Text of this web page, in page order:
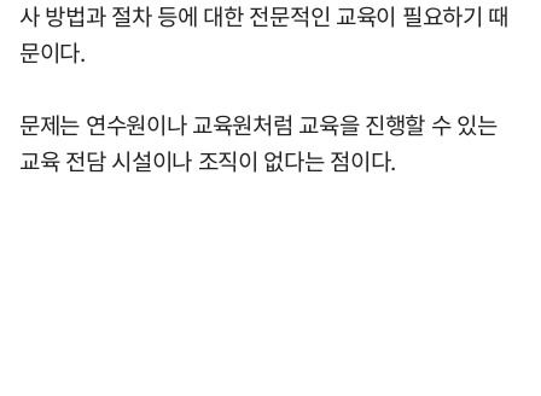
사 방법과 절차 등에 대한 전문적인 교육이 필요하기 때
문이다.
문제는 연수원이나 교육원처럼 교육을 진행할 수 있는
교육 전담 시설이나 조직이 없다는 점이다.